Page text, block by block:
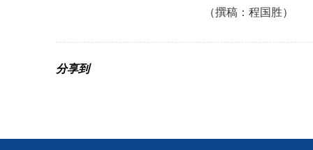
（撰稿： 程国胜）
分享到